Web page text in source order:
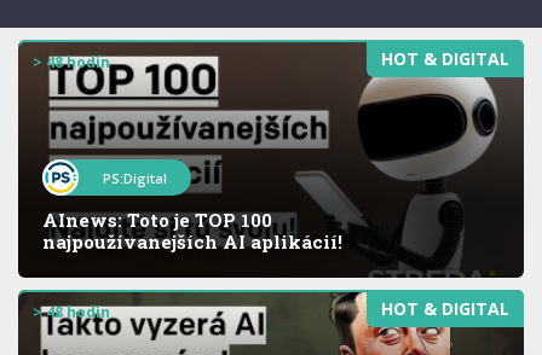
HOT & DIGITAL
> 48 hodín
PS:Digital
AInews: Toto je TOP 100
najpoužívanejších AI aplikácií!
HOT & DIGITAL
> 48 hodín